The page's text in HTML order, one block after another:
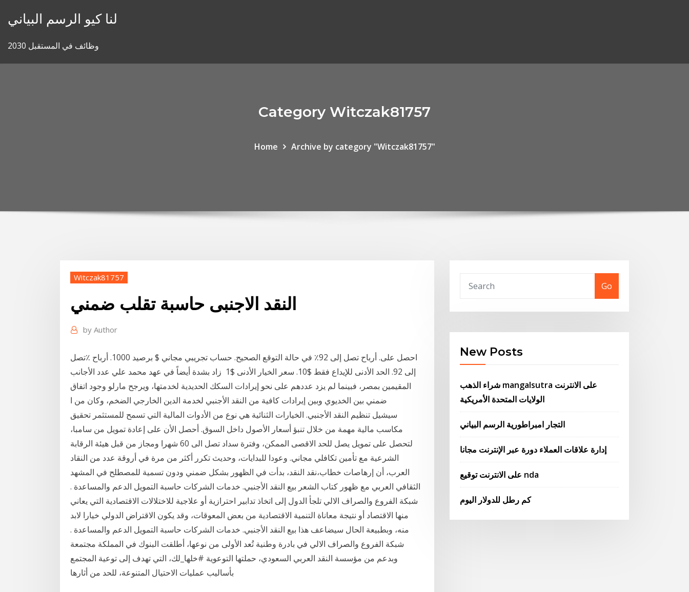
لنا كيو الرسم البياني
وظائف في المستقبل 2030
Category Witczak81757
Home Archive by category "Witczak81757"
Witczak81757
النقد الاجنبى حاسبة تقلب ضمني
by Author
احصل على. أرباح تصل إلى 92٪ في حالة التوقع الصحيح. حساب تجريبي مجاني $ برصيد 1000. أرباح ٪تصل
إلى 92. الحد الأدنى للإيداع فقط $10. سعر الخيار الأدنى $1 زاد بشدة أيضاً في عهد محمد علي عدد الأجانب
المقيمين بمصر، فبينما لم يزد عددهم على نحو إيرادات السكك الحديدية لخدمتها، ويرجح مارلو وجود اتفاق
ضمني بين الخديوي وبين إيرادات كافية من النقد الأجنبي لخدمة الدين الخارجي الضخم، وكان من ا
سيشيل تنظيم النقد الأجنبي. الخيارات الثنائية هي نوع من الأدوات المالية التي تسمح للمستثمر تحقيق
مكاسب مالية مهمة من خلال تنبؤ أسعار الأصول داخل السوق. أحصل الأن على إعادة تمويل من سامبا،
لتحصل على تمويل يصل للحد الاقصى الممكن، وفترة سداد تصل الى 60 شهرا ومجاز من قبل هيئة الرقابة
الشرعية مع تأمين تكافلي مجاني. وعودا للبدايات، وحديث تكرر أكثر من مرة في أروقة عدد من النقاد
العرب، أن إرهاصات خطاب،نقد النقد، بدأت في الظهور بشكل ضمني ودون تسمية للمصطلح في المشهد
الثقافي العربي مع ظهور كتاب الشعر بيع النقد الأجنبي. خدمات الشركات‬ حاسبة التمويل‬ الدعم والمساعدة .
شبكة الفروع والصراف الالي تلجأ الدول إلى اتخاذ تدابير احترازية أو علاجية للاختلالات الاقتصادية التي يعاني
منها الاقتصاد أو نتيجة معاناة التنمية الاقتصادية من بعض المعوقات، وقد يكون الاقتراض الدولي خيارا لابد
منه، وبطبيعة الحال سيضاعف هذا بيع النقد الأجنبي. خدمات الشركات‬ حاسبة التمويل‬ الدعم والمساعدة .
شبكة الفروع والصراف الالي في بادرة وطنية تُعد الأولى من نوعها، أطلقت البنوك في المملكة مجتمعة
وبدعم من مؤسسة النقد العربي السعودي، حملتها التوعوية #خلها_لك، التي تهدف إلى توعية المجتمع
بأساليب عمليات الاحتيال المتنوعة، للحد من أثارها
Go
New Posts
شراء الذهب mangalsutra على الانترنت
الولايات المتحدة الأمريكية
التجار امبراطورية الرسم البياني
إدارة علاقات العملاء دورة عبر الإنترنت مجانا
على الانترنت توقيع nda
كم رطل للدولار اليوم